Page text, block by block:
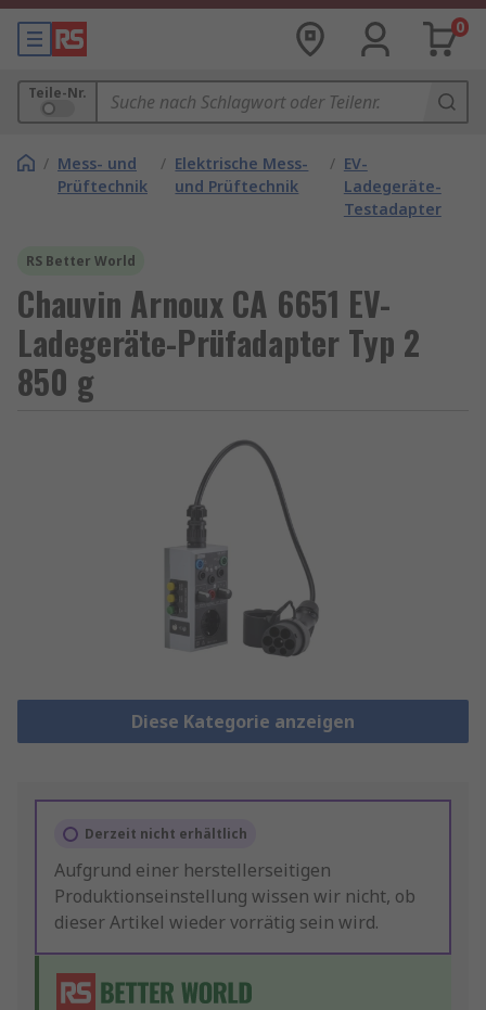
0
Teile-Nr.
/ Mess- und
Prüftechnik
/ Elektrische Mess-
und Prüftechnik
/ EV-
Ladegeräte-
Testadapter
RS Better World
Chauvin Arnoux CA 6651 EV-
Ladegeräte-Prüfadapter Typ 2
850 g
Diese Kategorie anzeigen
Derzeit nicht erhältlich
Aufgrund einer herstellerseitigen
Produktionseinstellung wissen wir nicht, ob
dieser Artikel wieder vorrätig sein wird.